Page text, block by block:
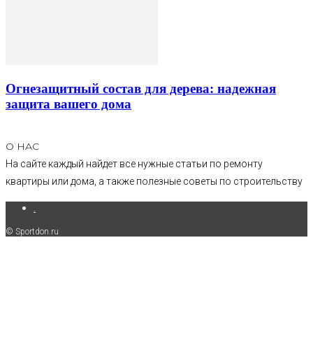
Огнезащитный состав для дерева: надежная
защита вашего дома
О НАС
На сайте каждый найдет все нужные статьи по ремонту
квартиры или дома, а также полезные советы по строительству
© Sportdon.ru